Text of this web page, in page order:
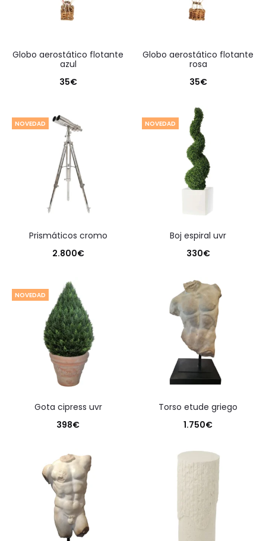
globo aerostático flotante
azul
35€
globo aerostático flotante
rosa
35€
NOVEDAD
prismáticos cromo
2.800€
NOVEDAD
boj espiral uvr
330€
NOVEDAD
gota cipress uvr
398€
torso etude griego
1.750€